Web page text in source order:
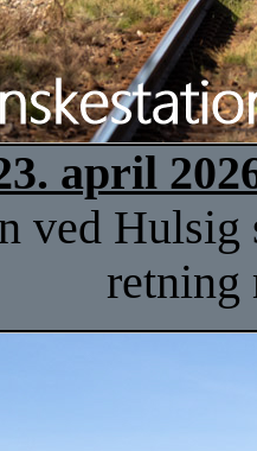
april
ved Hulsig
retning